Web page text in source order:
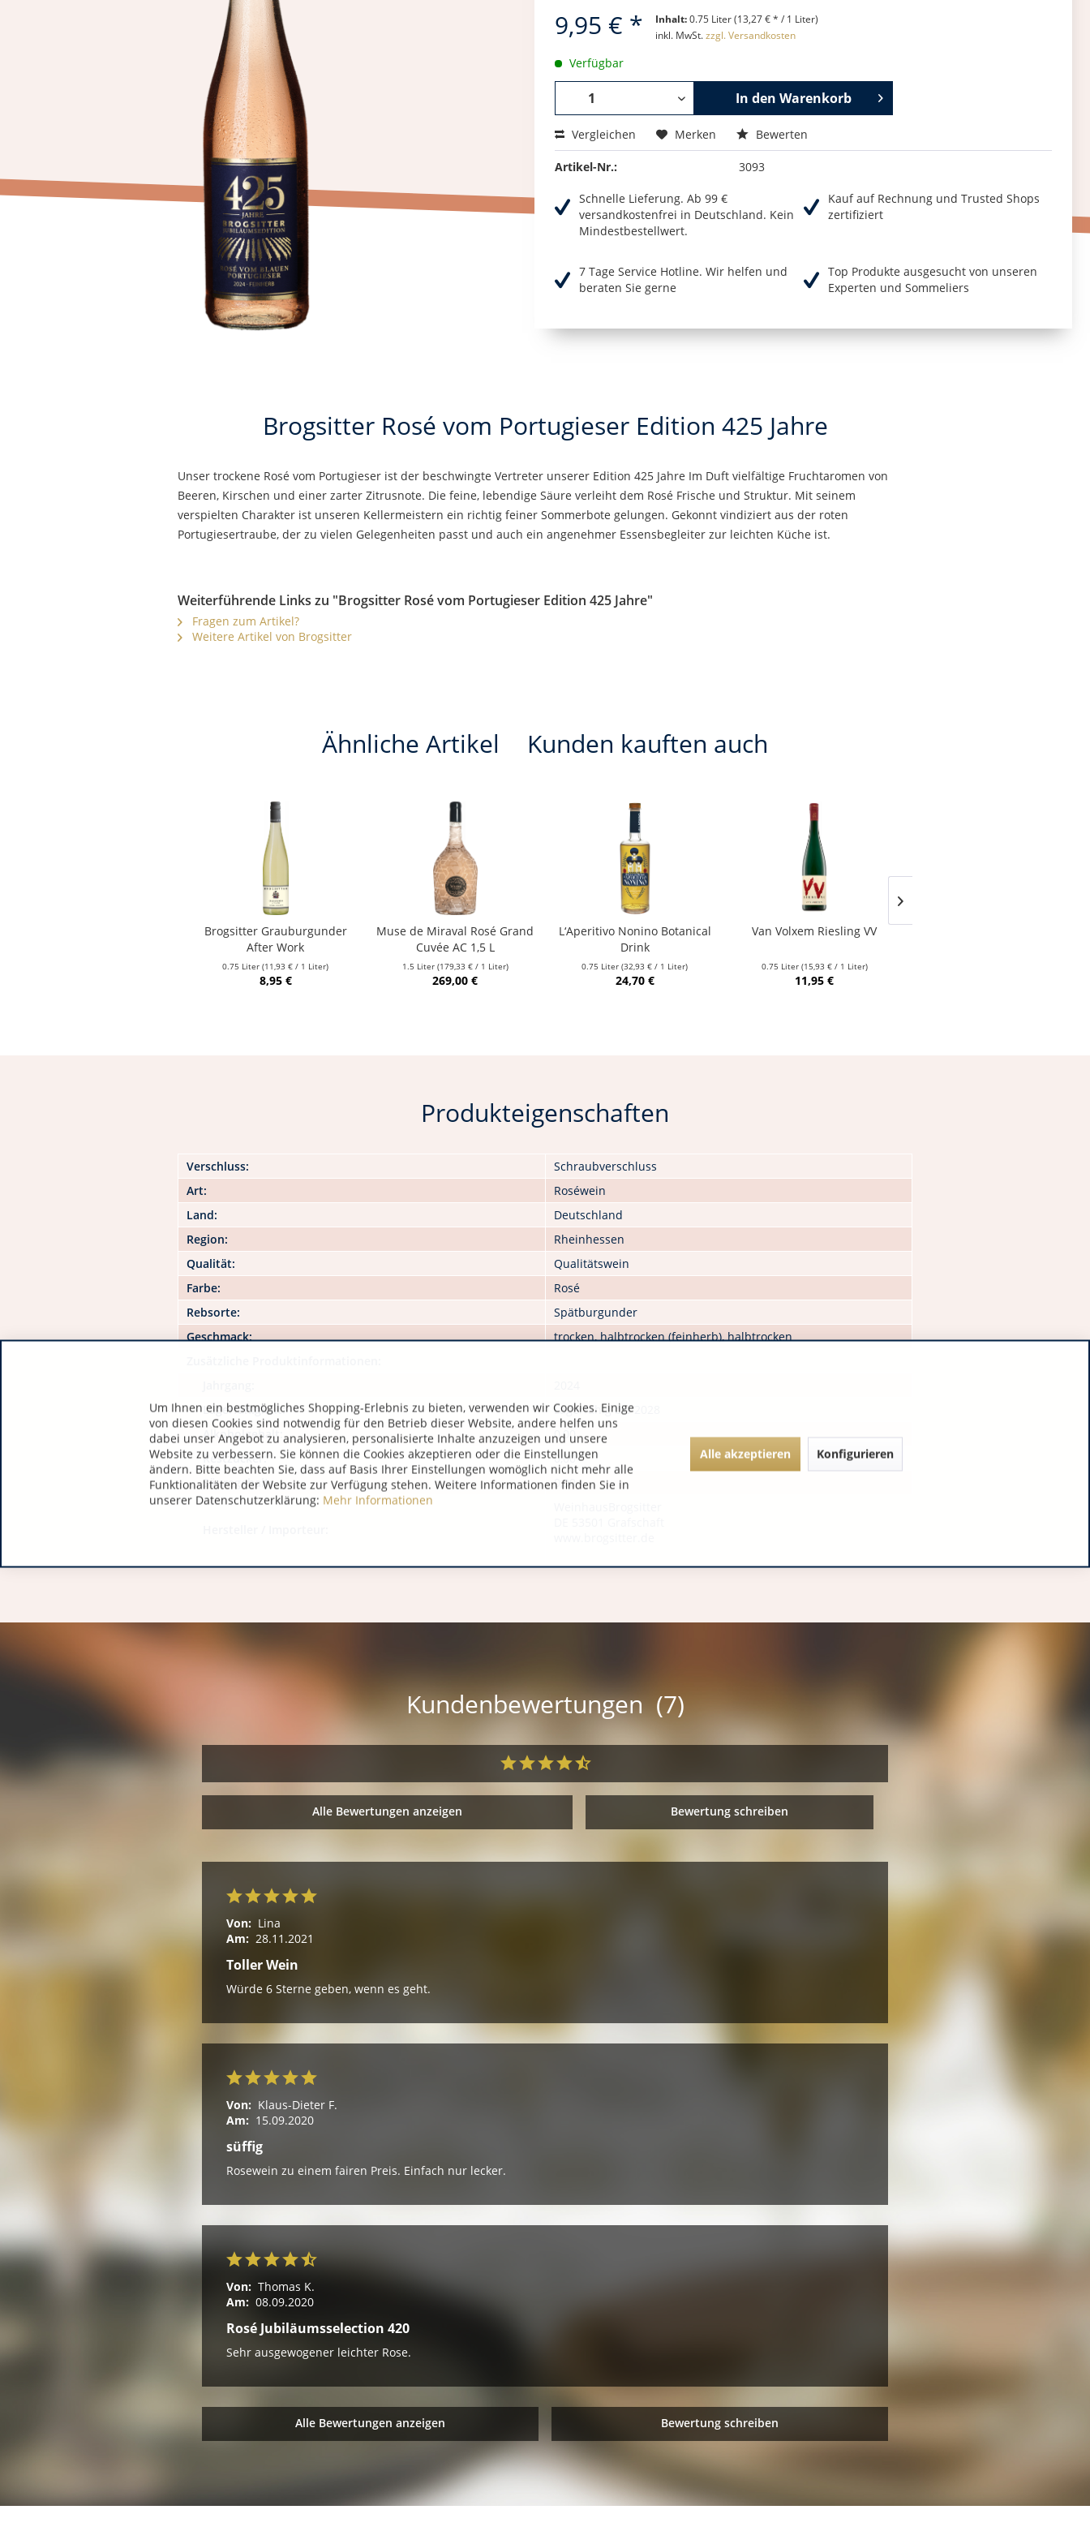
9,95 € * Inhalt:0.75 Liter (13,27 € * / 1 Liter)
inkl. MwSt.zzgl. Versandkosten
Verfügbar
In den Warenkorb
Vergleichen Merken Bewerten
Artikel-Nr.: 3093
Schnelle Lieferung. Ab 99 €
versandkostenfrei in Deutschland. Kein
Mindestbestellwert.
Kauf auf Rechnung und Trusted Shops
zertifiziert
7 Tage Service Hotline. Wir helfen und
beraten Sie gerne
Top Produkte ausgesucht von unseren
Experten und Sommeliers
Brogsitter Rosé vom Portugieser Edition 425 Jahre
Unser trockene Rosé vom Portugieser ist der beschwingte Vertreter unserer Edition 425 Jahre Im Duft vielfältige Fruchtaromen von
Beeren, Kirschen und einer zarter Zitrusnote. Die feine, lebendige Säure verleiht dem Rosé Frische und Struktur. Mit seinem
verspielten Charakter ist unseren Kellermeistern ein richtig feiner Sommerbote gelungen. Gekonnt vindiziert aus der roten
Portugiesertraube, der zu vielen Gelegenheiten passt und auch ein angenehmer Essensbegleiter zur leichten Küche ist.
Weiterführende Links zu "Brogsitter Rosé vom Portugieser Edition 425 Jahre"
Fragen zum Artikel?
Weitere Artikel von Brogsitter
Ähnliche Artikel Kunden kauften auch
Brogsitter Grauburgunder
After Work
0.75 Liter(11,93 € / 1 Liter)
8,95 €
Muse de Miraval Rosé Grand
Cuvée AC 1,5 L
1.5 Liter (179,33 € / 1 Liter)
269,00 €
L‘Aperitivo Nonino Botanical
Drink
0.75 Liter(32,93 € / 1 Liter)
24,70 €
Van Volxem Riesling VV
0.75 Liter (15,93 € / 1 Liter)
11,95 €
Produkteigenschaften
Verschluss:
Schraubverschluss
Art:
Roséwein
Land:
Deutschland
Region:
Rheinhessen
Qualität:
Qualitätswein
Farbe:
Rosé
Rebsorte:
Spätburgunder
Geschmack:
trocken, halbtrocken (feinherb), halbtrocken
Lagerfähigkeit:
Lagerfähig bis 2028
Alkoholgehalt:
0,00
Restzucker:
0,00
Säuregehalt:
0,00
Kundenbewertungen (7)
Alle Bewertungen anzeigen Bewertung schreiben
Von: Lina
Am: 28.11.2021
Toller Wein
Würde 6 Sterne geben, wenn es geht.
Von: Klaus-Dieter F.
Am: 15.09.2020
süffig
Rosewein zu einem fairen Preis. Einfach nur lecker.
Von: Thomas K.
Am: 08.09.2020
Rosé Jubiläumsselection 420
Sehr ausgewogener leichter Rose.
Alle Bewertungen anzeigen Bewertung schreiben
Um Ihnen ein bestmögliches Shopping-Erlebnis zu bieten, verwenden wir Cookies. Einige
von diesen Cookies sind notwendig für den Betrieb dieser Website, andere helfen uns
dabei unser Angebot zu analysieren, personalisierte Inhalte anzuzeigen und unsere
Website zu verbessern. Sie können die Cookies akzeptieren oder die Einstellungen
ändern. Bitte beachten Sie, dass auf Basis Ihrer Einstellungen womöglich nicht mehr alle
Funktionalitäten der Website zur Verfügung stehen. Weitere Informationen finden Sie in
unserer Datenschutzerklärung: Mehr Informationen
Alle akzeptieren Konfigurieren